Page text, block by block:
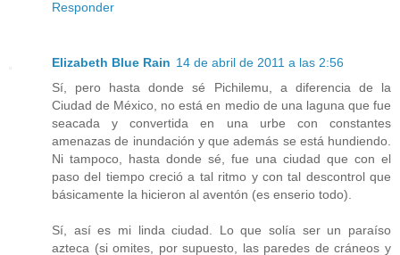
Responder
Elizabeth Blue Rain 14 de abril de 2011 a las 2:56
Sí, pero hasta donde sé Pichilemu, a diferencia de la
Ciudad de México, no está en medio de una laguna que fue
seacada y convertida en una urbe con constantes
amenazas de inundación y que además se está hundiendo.
Ni tampoco, hasta donde sé, fue una ciudad que con el
paso del tiempo creció a tal ritmo y con tal descontrol que
básicamente la hicieron al aventón (es enserio todo).
Sí, así es mi linda ciudad. Lo que solía ser un paraíso
azteca (si omites, por supuesto, las paredes de cráneos y